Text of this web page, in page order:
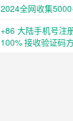
2024全网收集
+86 大陆手机号注
100% 接收验证码